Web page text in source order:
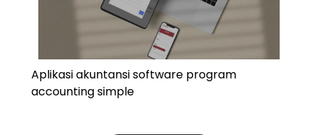
Aplikasi akuntansi software program
accounting simple